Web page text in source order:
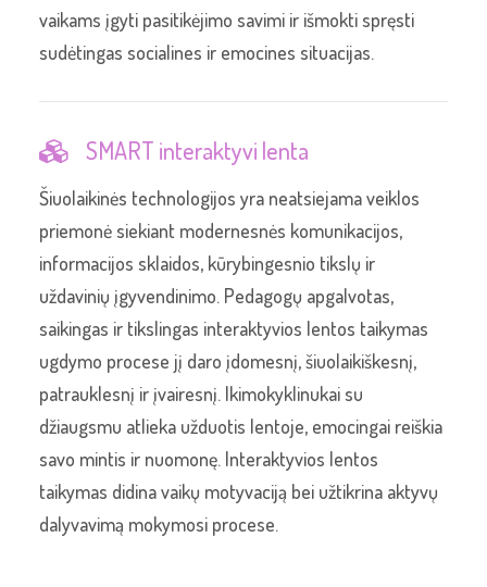
vaikams įgyti pasitikėjimo savimi ir išmokti spręsti
sudėtingas socialines ir emocines situacijas.
SMART interaktyvi lenta
Šiuolaikinės technologijos yra neatsiejama veiklos
priemonė siekiant modernesnės komunikacijos,
informacijos sklaidos, kūrybingesnio tikslų ir
uždavinių įgyvendinimo. Pedagogų apgalvotas,
saikingas ir tikslingas interaktyvios lentos taikymas
ugdymo procese jį daro įdomesnį, šiuolaikiškesnį,
patrauklesnį ir įvairesnį. Ikimokyklinukai su
džiaugsmu atlieka užduotis lentoje, emocingai reiškia
savo mintis ir nuomonę. Interaktyvios lentos
taikymas didina vaikų motyvaciją bei užtikrina aktyvų
dalyvavimą mokymosi procese.